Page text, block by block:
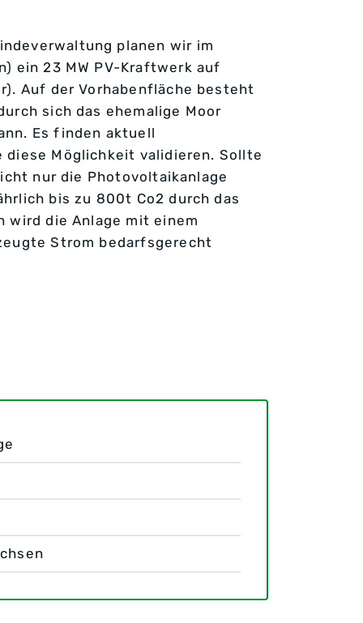
planen wir im
ein 23 MW PV-Kraftwerk auf
Auf der Vorhabenfläche besteht
sich das ehemalige Moor
Es finden aktuell
Möglichkeit validieren. Sollte
nur die Photovoltaikanlage
bis zu 800t Co2 durch das
wird die Anlage mit einem
Strom bedarfsgerecht